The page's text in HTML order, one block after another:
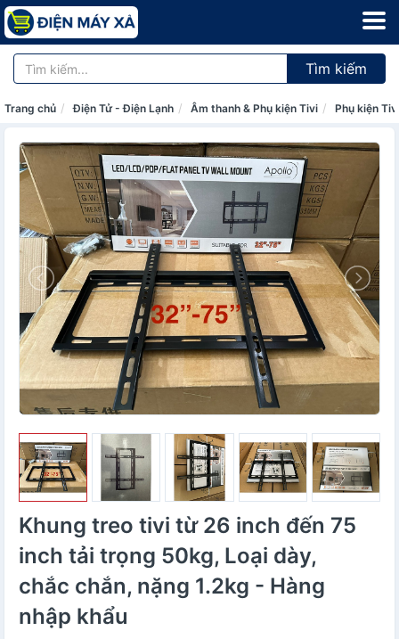
Tìm kiếm
Trang chủ Điện Tử - Điện Lạnh Âm thanh & Phụ kiện Tivi Phụ kiện Tivi
Khung treo tivi từ 26 inch đến 75
inch tải trọng 50kg, Loại dày,
chắc chắn, nặng 1.2kg - Hàng
nhập khẩu